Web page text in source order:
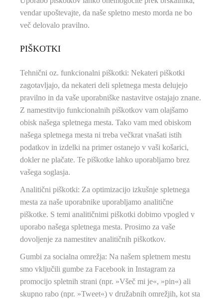
vendar upoštevajte, da naše spletno mesto morda ne bo
več delovalo pravilno.
PIŠKOTKI
Tehnični oz. funkcionalni piškotki: Nekateri piškotki
zagotavljajo, da nekateri deli spletnega mesta delujejo
pravilno in da vaše uporabniške nastavitve ostajajo znane.
Z namestitvijo funkcionalnih piškotkov vam olajšamo
obisk našega spletnega mesta. Tako vam med obiskom
našega spletnega mesta ni treba večkrat vnašati istih
podatkov in izdelki na primer ostanejo v vaši košarici,
dokler ne plačate. Te piškotke lahko uporabljamo brez
vašega soglasja.
Analitični piškotki: Za optimizacijo izkušnje spletnega
mesta za naše uporabnike uporabljamo analitične
piškotke. S temi analitičnimi piškotki dobimo vpogled v
uporabo našega spletnega mesta. Prosimo za vaše
dovoljenje za namestitev analitičnih piškotkov.
Gumbi za socialna omrežja: Na našem spletnem mestu
smo vključili gumbe za Facebook in Instagram za
promocijo spletnih strani (npr. »Všeč mi je«, »pin«) ali
skupno rabo (npr. »Tweet«) v družabnih omrežjih, kot sta